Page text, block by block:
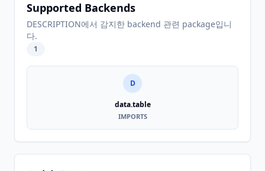
Supported Backends
DESCRIPTION에서 감지한 backend 관련 package입니
다.
1
D
data.table
IMPORTS